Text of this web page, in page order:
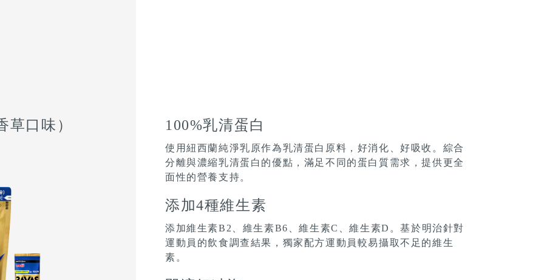
草口味） 100%乳清蛋白
使用紐西蘭純淨乳原作為乳清蛋白原料，好消化、好吸收。綜合
分離與濃縮乳清蛋白的優點，滿足不同的蛋白質需求，提供更全
面性的營養支持。
添加4種維生素
添加維生素B2、維生素B6、維生素C、維生素D。基於明治針對
運動員的飲食調查結果，獨家配方運動員較易攝取不足的維生
素。